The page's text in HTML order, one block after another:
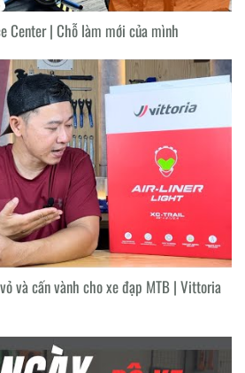
Center | Chỗ làm mới của mình
và cấn vành cho xe đạp MTB | Vittoria